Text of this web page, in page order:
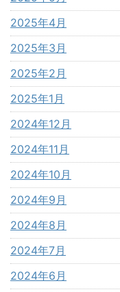
2025年4月
2025年3月
2025年2月
2025年1月
2024年12月
2024年11月
2024年10月
2024年9月
2024年8月
2024年7月
2024年6月